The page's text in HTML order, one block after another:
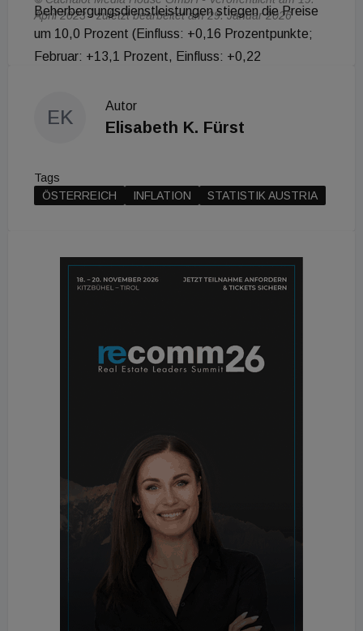
Beherbergungsdienstleistungen stiegen die Preise
um 10,0 Prozent (Einfluss: +0,16 Prozentpunkte;
Februar: +13,1 Prozent, Einfluss: +0,22
April 2023 - zuletzt bearbeitet am 29. Januar 2026
EK
Autor
Elisabeth K. Fürst
Tags
ÖSTERREICH
INFLATION STATISTIK AUSTRIA